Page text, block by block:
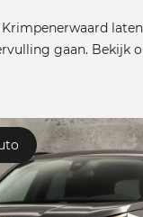
gaan. Bekijk